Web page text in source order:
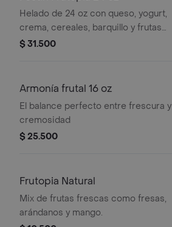
Helado de 24 oz con queso, yogurt,
crema, cereales, barquillo y frutas
variadas como kiwi, uvas y moras.
$ 31.500
Armonía frutal 16 oz
El balance perfecto entre frescura y
cremosidad
$ 25.500
Frutopia Natural
Mix de frutas frescas como fresas,
arándanos y mango.